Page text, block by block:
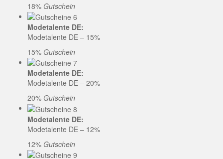
18% Gutschein
Modetalente DE:
Modetalente DE – 15%
15% Gutschein
Modetalente DE:
Modetalente DE – 20%
20% Gutschein
Modetalente DE:
Modetalente DE – 12%
12% Gutschein